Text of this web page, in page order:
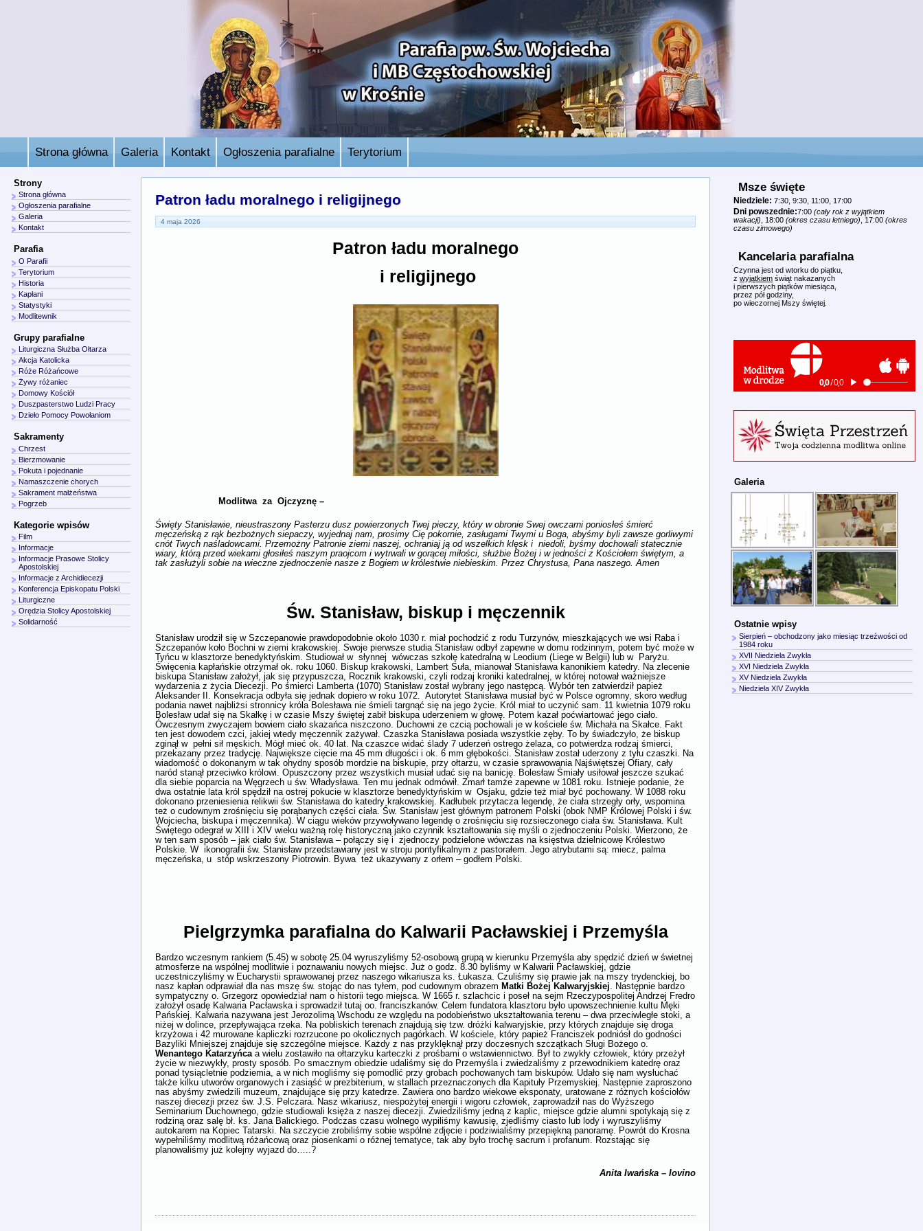
Strona główna Galeria Kontakt Ogłoszenia parafialne Terytorium
Patron ładu moralnego i religijnego
4 maja 2026
Patron ładu moralnego
i religijnego
Modlitwa za Ojczyznę –
Święty Stanisławie, nieustraszony Pasterzu dusz powierzonych Twej pieczy, który w obronie Swej owczarni poniosłeś śmierć
męczeńską z rąk bezbożnych siepaczy, wyjednaj nam, prosimy Cię pokornie, zasługami Twymi u Boga, abyśmy byli zawsze gorliwymi
cnót Twych naśladowcami. Przemożny Patronie ziemi naszej, ochraniaj ją od wszelkich klęsk i niedoli, byśmy dochowali statecznie
wiary, którą przed wiekami głosiłeś naszym praojcom i wytrwali w gorącej miłości, służbie Bożej i w jedności z Kościołem świętym, a
tak zasłużyli sobie na wieczne zjednoczenie nasze z Bogiem w królestwie niebieskim. Przez Chrystusa, Pana naszego. Amen
Św. Stanisław, biskup i męczennik
Stanisław urodził się w Szczepanowie prawdopodobnie około 1030 r. miał pochodzić z rodu Turzynów, mieszkających we wsi Raba i
Szczepanów koło Bochni w ziemi krakowskiej. Swoje pierwsze studia Stanisław odbył zapewne w domu rodzinnym, potem być może w
Tyńcu w klasztorze benedyktyńskim. Studiował w słynnej wówczas szkołę katedralną w Leodium (Liege w Belgii) lub w Paryżu.
Święcenia kapłańskie otrzymał ok. roku 1060. Biskup krakowski, Lambert Suła, mianował Stanisława kanonikiem katedry. Na zlecenie
biskupa Stanisław założył, jak się przypuszcza, Rocznik krakowski, czyli rodzaj kroniki katedralnej, w której notował ważniejsze
wydarzenia z życia Diecezji. Po śmierci Lamberta (1070) Stanisław został wybrany jego następcą. Wybór ten zatwierdził papież
Aleksander II. Konsekracja odbyła się jednak dopiero w roku 1072. Autorytet Stanisława musiał być w Polsce ogromny, skoro według
podania nawet najbliżsi stronnicy króla Bolesława nie śmieli targnąć się na jego życie. Król miał to uczynić sam. 11 kwietnia 1079 roku
Bolesław udał się na Skałkę i w czasie Mszy świętej zabił biskupa uderzeniem w głowę. Potem kazał poćwiartować jego ciało.
Ówczesnym zwyczajem bowiem ciało skazańca niszczono. Duchowni ze czcią pochowali je w kościele św. Michała na Skałce. Fakt
ten jest dowodem czci, jakiej wtedy męczennik zażywał. Czaszka Stanisława posiada wszystkie zęby. To by świadczyło, że biskup
zginął w pełni sił męskich. Mógł mieć ok. 40 lat. Na czaszce widać ślady 7 uderzeń ostrego żelaza, co potwierdza rodzaj śmierci,
przekazany przez tradycję. Największe cięcie ma 45 mm długości i ok. 6 mm głębokości. Stanisław został uderzony z tyłu czaszki. Na
wiadomość o dokonanym w tak ohydny sposób mordzie na biskupie, przy ołtarzu, w czasie sprawowania Najświętszej Ofiary, cały
naród stanął przeciwko królowi. Opuszczony przez wszystkich musiał udać się na banicję. Bolesław Śmiały usiłował jeszcze szukać
dla siebie poparcia na Węgrzech u św. Władysława. Ten mu jednak odmówił. Zmarł tamże zapewne w 1081 roku. Istnieje podanie, że
dwa ostatnie lata król spędził na ostrej pokucie w klasztorze benedyktyńskim w Osjaku, gdzie też miał być pochowany. W 1088 roku
dokonano przeniesienia relikwii św. Stanisława do katedry krakowskiej. Kadłubek przytacza legendę, że ciała strzegły orły, wspomina
też o cudownym zrośnięciu się porąbanych części ciała. Św. Stanisław jest głównym patronem Polski (obok NMP Królowej Polski i św.
Wojciecha, biskupa i męczennika). W ciągu wieków przywoływano legendę o zrośnięciu się rozsieczonego ciała św. Stanisława. Kult
Świętego odegrał w XIII i XIV wieku ważną rolę historyczną jako czynnik kształtowania się myśli o zjednoczeniu Polski. Wierzono, że
w ten sam sposób – jak ciało św. Stanisława – połączy się i zjednoczy podzielone wówczas na księstwa dzielnicowe Królestwo
Polskie. W ikonografii św. Stanisław przedstawiany jest w stroju pontyfikalnym z pastorałem. Jego atrybutami są: miecz, palma
męczeńska, u stóp wskrzeszony Piotrowin. Bywa też ukazywany z orłem – godłem Polski.
Pielgrzymka parafialna do Kalwarii Pacławskiej i Przemyśla
Bardzo wczesnym rankiem (5.45) w sobotę 25.04 wyruszyliśmy 52-osobową grupą w kierunku Przemyśla aby spędzić dzień w świetnej
atmosferze na wspólnej modlitwie i poznawaniu nowych miejsc. Już o godz. 8.30 byliśmy w Kalwarii Pacławskiej, gdzie
uczestniczyliśmy w Eucharystii sprawowanej przez naszego wikariusza ks. Łukasza. Czuliśmy się prawie jak na mszy trydenckiej, bo
nasz kapłan odprawiał dla nas mszę św. stojąc do nas tyłem, pod cudownym obrazem Matki Bożej Kalwaryjskiej . Następnie bardzo
sympatyczny o. Grzegorz opowiedział nam o historii tego miejsca. W 1665 r. szlachcic i poseł na sejm Rzeczypospolitej Andrzej Fredro
założył osadę Kalwaria Pacławska i sprowadził tutaj oo. franciszkanów. Celem fundatora klasztoru było upowszechnienie kultu Męki
Pańskiej. Kalwaria nazywana jest Jerozolimą Wschodu ze względu na podobieństwo ukształtowania terenu – dwa przeciwległe stoki, a
niżej w dolince, przepływająca rzeka. Na pobliskich terenach znajdują się tzw. dróżki kalwaryjskie, przy których znajduje się droga
krzyżowa i 42 murowane kapliczki rozrzucone po okolicznych pagórkach. W kościele, który papież Franciszek podniósł do godności
Bazyliki Mniejszej znajduje się szczególne miejsce. Każdy z nas przyklęknął przy doczesnych szczątkach Sługi Bożego o.
Wenantego Katarzyńca a wielu zostawiło na ołtarzyku karteczki z prośbami o wstawiennictwo. Był to zwykły człowiek, który przeżył
życie w niezwykły, prosty sposób. Po smacznym obiedzie udaliśmy się do Przemyśla i zwiedzaliśmy z przewodnikiem katedrę oraz
ponad tysiącletnie podziemia, a w nich mogliśmy się pomodlić przy grobach pochowanych tam biskupów. Udało się nam wysłuchać
także kilku utworów organowych i zasiąść w prezbiterium, w stallach przeznaczonych dla Kapituły Przemyskiej. Następnie zaproszono
nas abyśmy zwiedzili muzeum, znajdujące się przy katedrze. Zawiera ono bardzo wiekowe eksponaty, uratowane z różnych kościołów
naszej diecezji przez św. J.S. Pelczara. Nasz wikariusz, niespożytej energii i wigoru człowiek, zaprowadził nas do Wyższego
Seminarium Duchownego, gdzie studiowali księża z naszej diecezji. Zwiedziliśmy jedną z kaplic, miejsce gdzie alumni spotykają się z
rodziną oraz salę bł. ks. Jana Balickiego. Podczas czasu wolnego wypiliśmy kawusię, zjedliśmy ciasto lub lody i wyruszyliśmy
autokarem na Kopiec Tatarski. Na szczycie zrobiliśmy sobie wspólne zdjęcie i podziwialiśmy przepiękną panoramę. Powrót do Krosna
wypełniliśmy modlitwą różańcową oraz piosenkami o różnej tematyce, tak aby było trochę sacrum i profanum. Rozstając się
planowaliśmy już kolejny wyjazd do…..?
Anita Iwańska – Iovino
Strony
Strona główna
Ogłoszenia parafialne
Galeria
Kontakt
Parafia
O Parafii
Terytorium
Historia
Kapłani
Statystyki
Modlitewnik
Grupy parafialne
Liturgiczna Służba Ołtarza
Akcja Katolicka
Róże Różańcowe
Żywy różaniec
Domowy Kościół
Duszpasterstwo Ludzi Pracy
Dzieło Pomocy Powołaniom
Sakramenty
Chrzest
Bierzmowanie
Pokuta i pojednanie
Namaszczenie chorych
Sakrament małżeństwa
Pogrzeb
Kategorie wpisów
Film
Informacje
Informacje Prasowe Stolicy
Apostolskiej
Informacje z Archidiecezji
Konferencja Episkopatu Polski
Liturgiczne
Orędzia Stolicy Apostolskiej
Solidarność
Msze święte
Niedziele: 7:30, 9:30, 11:00, 17:00
Dni powszednie:7:00 (cały rok z wyjątkiem
wakacji) , 18:00 (okres czasu letniego) , 17:00 (okres
czasu zimowego)
Kancelaria parafialna
Czynna jest od wtorku do piątku,
z wyjątkiem świąt nakazanych
i pierwszych piątków miesiąca,
przez pół godziny,
po wieczornej Mszy świętej.
Galeria
Ostatnie wpisy
Sierpień – obchodzony jako miesiąc trzeźwości od
1984 roku
XVII Niedziela Zwykła
XVI Niedziela Zwykła
XV Niedziela Zwykła
Niedziela XIV Zwykła